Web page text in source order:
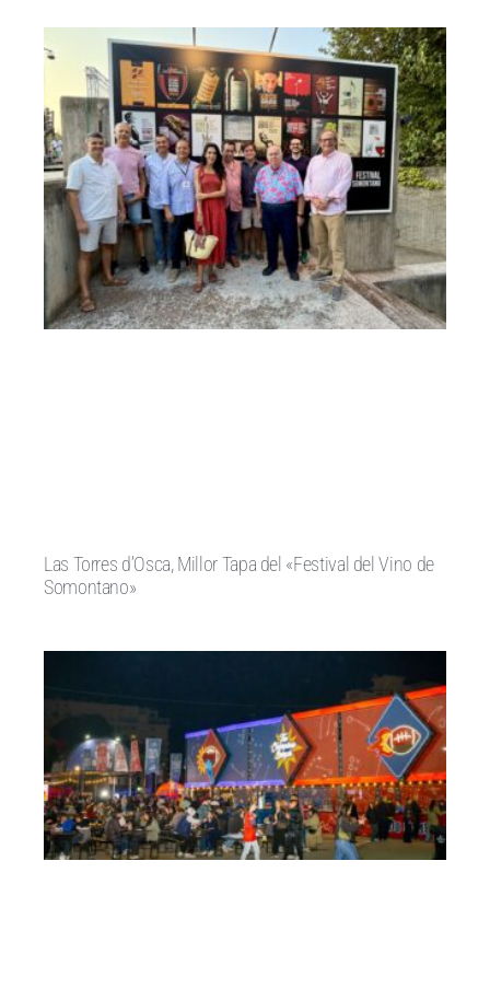
Las Torres d’Osca, Millor Tapa del «Festival del Vino de
Somontano»